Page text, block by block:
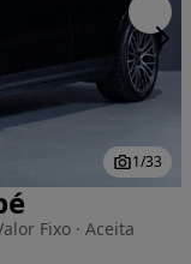
1/33
Fixo · Aceita